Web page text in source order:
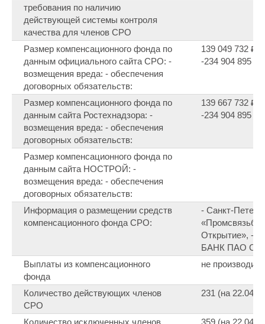
требования по наличию
действующей системы контроля
качества для членов СРО
Размер компенсационного фонда по
данным официального сайта СРО: -
возмещения вреда: - обеспечения
договорных обязательств:
139 049 732 ₽
-234 904 895 ₽
Размер компенсационного фонда по
данным сайта Ростехнадзора: -
возмещения вреда: - обеспечения
договорных обязательств:
139 667 732 ₽
-234 904 895 ₽
Размер компенсационного фонда по
данным сайта НОСТРОЙ: -
возмещения вреда: - обеспечения
договорных обязательств:
Информация о размещении средств
компенсационного фонда СРО:
- Санкт-
Открытие», -
БАНК ПАО
Выплаты из компенсационного
фонда
не
Количество действующих членов
СРО
231 (на
Количество исключенных членов
359 (на